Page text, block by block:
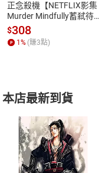
正念殺機【NETFLIX影集
Murder Mindfully蓄弒待
發】【電子書】
$308
1% (賺3點)
本店最新到貨